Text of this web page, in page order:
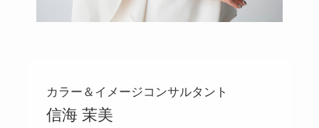
カラー＆イメージコンサルタント
信海 茉美